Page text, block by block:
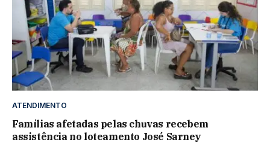
ATENDIMENTO
Famílias afetadas pelas chuvas recebem
assistência no loteamento José Sarney